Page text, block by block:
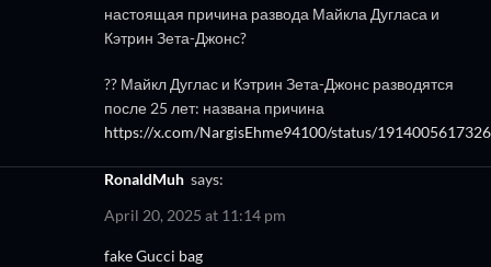
настоящая причина развода Майкла Дугласа и
Кэтрин Зета-Джонс?
?? Майкл Дуглас и Кэтрин Зета-Джонс разводятся
после 25 лет: названа причина
https://x.com/NargisEhme94100/status/
RonaldMuh says:
April 20, 2025 at 11:14 pm
fake Gucci bag